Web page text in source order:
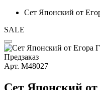
Сет Японский от
SALE
Предзаказ
Арт. М48027